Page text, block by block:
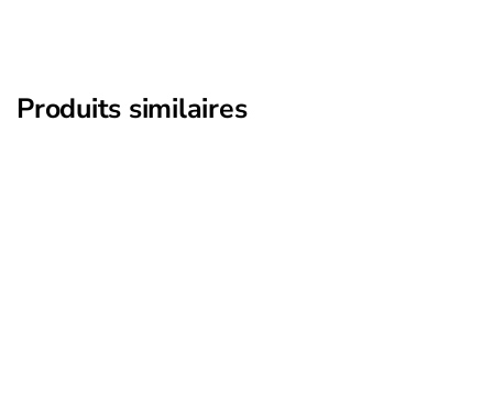
Produits similaires